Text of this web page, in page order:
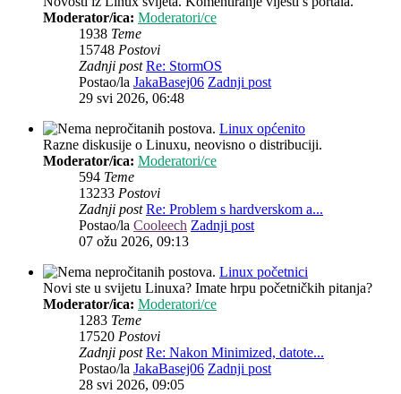
Moderator/ica: Moderatori/ce
1938 Teme
15748 Postovi
Zadnji post Re: StormOS
Postao/la JakaBasej06 Zadnji post
29 svi 2026, 06:48
Linux općenito
Razne diskusije o Linuxu, neovisno o distribuciji.
Moderator/ica: Moderatori/ce
594 Teme
13233 Postovi
Zadnji post Re: Problem s hardverskom a...
Postao/la Cooleech Zadnji post
07 ožu 2026, 09:13
Linux početnici
Novi ste u svijetu Linuxa? Imate hrpu početničkih pitanja?
Moderator/ica: Moderatori/ce
1283 Teme
17520 Postovi
Zadnji post Re: Nakon Minimized, datote...
Postao/la JakaBasej06 Zadnji post
28 svi 2026, 09:05